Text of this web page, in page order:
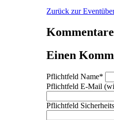
Zurück zur
Kommentare
Einen
PflichtfeldName*
PflichtfeldE-Mail
Pflichtfeld